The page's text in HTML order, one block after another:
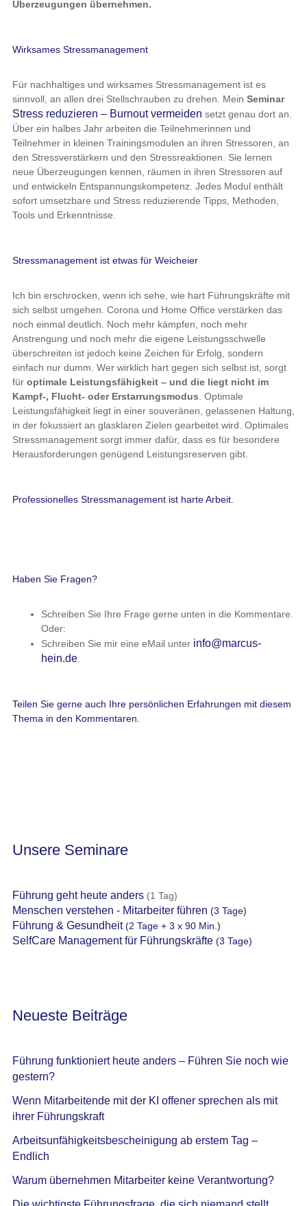
Überzeugungen übernehmen.
Wirksames Stressmanagement
Für nachhaltiges und wirksames Stressmanagement ist es
sinnvoll, an allen drei Stellschrauben zu drehen. Mein Seminar
Stress reduzieren – Burnout vermeiden setzt genau dort an.
Über ein halbes Jahr arbeiten die Teilnehmerinnen und
Teilnehmer in kleinen Trainingsmodulen an ihren Stressoren, an
den Stressverstärkern und den Stressreaktionen. Sie lernen
neue Überzeugungen kennen, räumen in ihren Stressoren auf
und entwickeln Entspannungskompetenz. Jedes Modul enthält
sofort umsetzbare und Stress reduzierende Tipps, Methoden,
Tools und Erkenntnisse.
Stressmanagement ist etwas für Weicheier
Ich bin erschrocken, wenn ich sehe, wie hart Führungskräfte mit
sich selbst umgehen. Corona und Home Office verstärken das
noch einmal deutlich. Noch mehr kämpfen, noch mehr
Anstrengung und noch mehr die eigene Leistungsschwelle
überschreiten ist jedoch keine Zeichen für Erfolg, sondern
einfach nur dumm. Wer wirklich hart gegen sich selbst ist, sorgt
für optimale Leistungsfähigkeit – und die liegt nicht im
Kampf-, Flucht- oder Erstarrungsmodus . Optimale
Leistungsfähigkeit liegt in einer souveränen, gelassenen Haltung,
in der fokussiert an glasklaren Zielen gearbeitet wird. Optimales
Stressmanagement sorgt immer dafür, dass es für besondere
Herausforderungen genügend Leistungsreserven gibt.
Professionelles Stressmanagement ist harte Arbeit.
Haben Sie Fragen?
Schreiben Sie Ihre Frage gerne unten in die Kommentare.
Oder:
Schreiben Sie mir eine eMail unter info@marcus-
hein.de.
Teilen Sie gerne auch Ihre persönlichen Erfahrungen mit diesem
Thema in den Kommentaren.
Unsere Seminare
Führung geht heute anders(1 Tag)
Menschen verstehen - Mitarbeiter führen (3 Tage)
Führung & Gesundheit(2 Tage + 3 x 90 Min.)
SelfCare Management für Führungskräfte(3 Tage)
Neueste Beiträge
Führung funktioniert heute anders – Führen Sie noch wie
gestern?
Wenn Mitarbeitende mit der KI offener sprechen als mit
ihrer Führungskraft
Arbeitsunfähigkeitsbescheinigung ab erstem Tag –
Endlich
Warum übernehmen Mitarbeiter keine Verantwortung?